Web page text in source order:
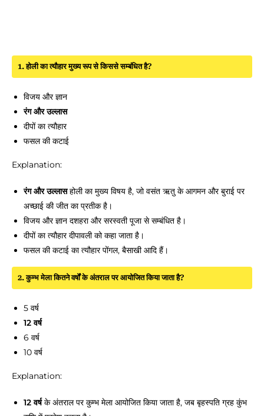
1. होली का त्यौहार मुख्य रूप से किससे सम्बंधित है?
विजय और ज्ञान
रंग और उल्लास
दीपों का त्यौहार
फसल की कटाई
Explanation:
रंग और उल्लासहोली का मुख्य विषय है, जो वसंत ऋतु के आगमन और बुराई पर
अच्छाई की जीत का प्रतीक है।
विजय और ज्ञान दशहरा और सरस्वती पूजा से सम्बंधित है।
दीपों का त्यौहार दीपावली को कहा जाता है।
फसल की कटाई का त्यौहार पोंगल, बैसाखी आदि हैं।
2. कुम्भ मेला कितने वर्षों के अंतराल पर आयोजित किया जाता है?
5 वर्ष
12 वर्ष
6 वर्ष
10 वर्ष
Explanation:
12 वर्षके अंतराल पर कुम्भ मेला आयोजित किया जाता है, जब बृहस्पति ग्रह कुंभ